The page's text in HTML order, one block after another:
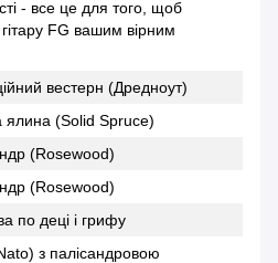
- все це для того, щоб
FG вашим вірним
вестерн (Дредноут)
ялина (Solid Spruce)
(Rosewood)
(Rosewood)
по деці і грифу
з палісандровою